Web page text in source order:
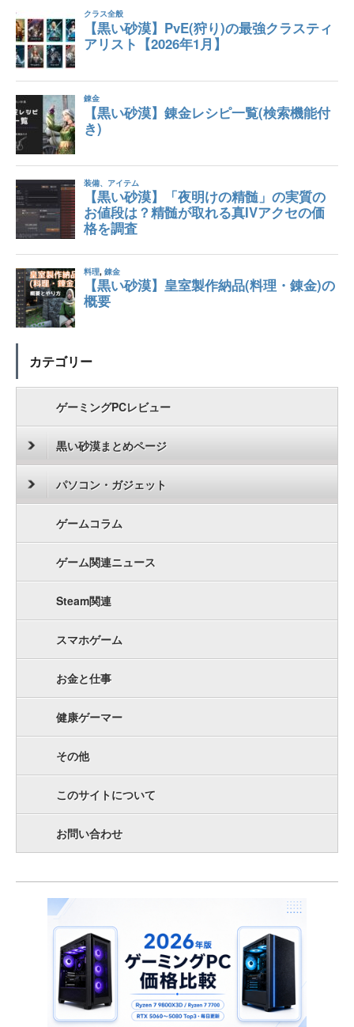
カテゴリー
ゲーミングPCレビュー
黒い砂漠まとめページ
パソコン・ガジェット
ゲームコラム
ゲーム関連ニュース
Steam関連
スマホゲーム
お金と仕事
健康ゲーマー
その他
このサイトについて
お問い合わせ